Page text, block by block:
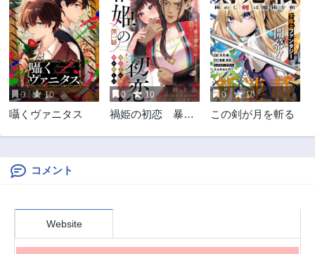
2ヶ月前 2ヶ月前
第28.3話
2ヶ月前
第28.2話
2ヶ月前
第28.1話
2ヶ月前
第27.3話
2ヶ月前
第27.2話
2ヶ月前
第27.1話
2ヶ月前
第26.3話 第26.2話
第26.1話
第25.2話
2ヶ月前
第24.3話 第24.2話
0 10
囁くヴァニタス
0 10
禍姫の初恋 暴君
0 10
この剣が月を斬る
コメント
Website